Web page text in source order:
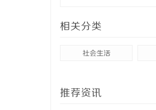
相关分类
社会生活
推荐资讯